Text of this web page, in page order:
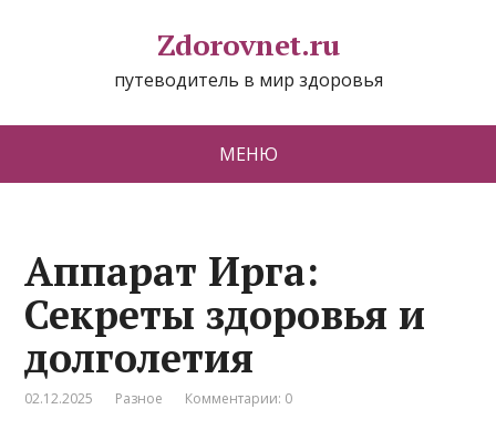
Zdorovnet.ru
путеводитель в мир здоровья
МЕНЮ
Аппарат Ирга:
Секреты здоровья и
долголетия
02.12.2025 Разное Комментарии: 0